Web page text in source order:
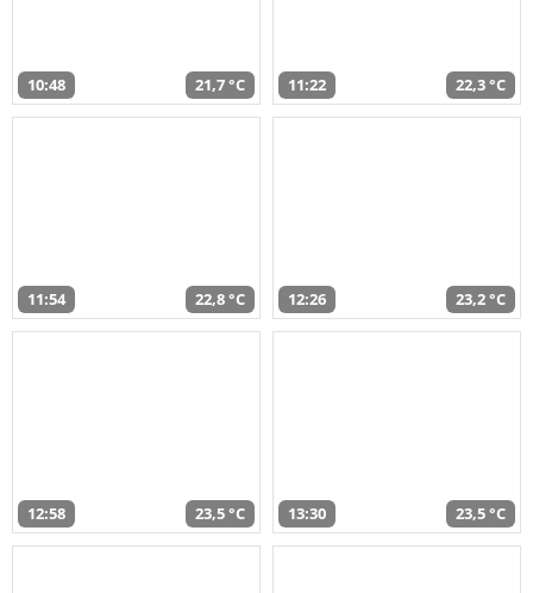
10:48 21,7 °C 11:22 22,3 °C
11:54 22,8 °C 12:26 23,2 °C
12:58 23,5 °C 13:30 23,5 °C